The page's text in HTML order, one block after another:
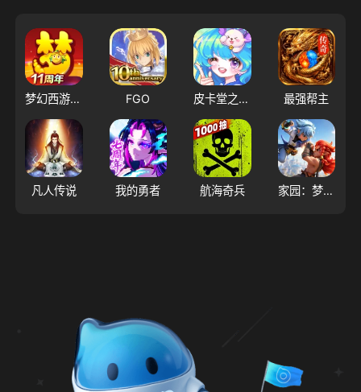
梦幻西游（大陆服） FGO 皮卡堂之梦想起源 最强帮主
凡人传说 我的勇者 航海奇兵 家园：梦想派对